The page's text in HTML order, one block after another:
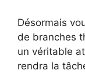
Désormais
de branches
un véritable
rendra la